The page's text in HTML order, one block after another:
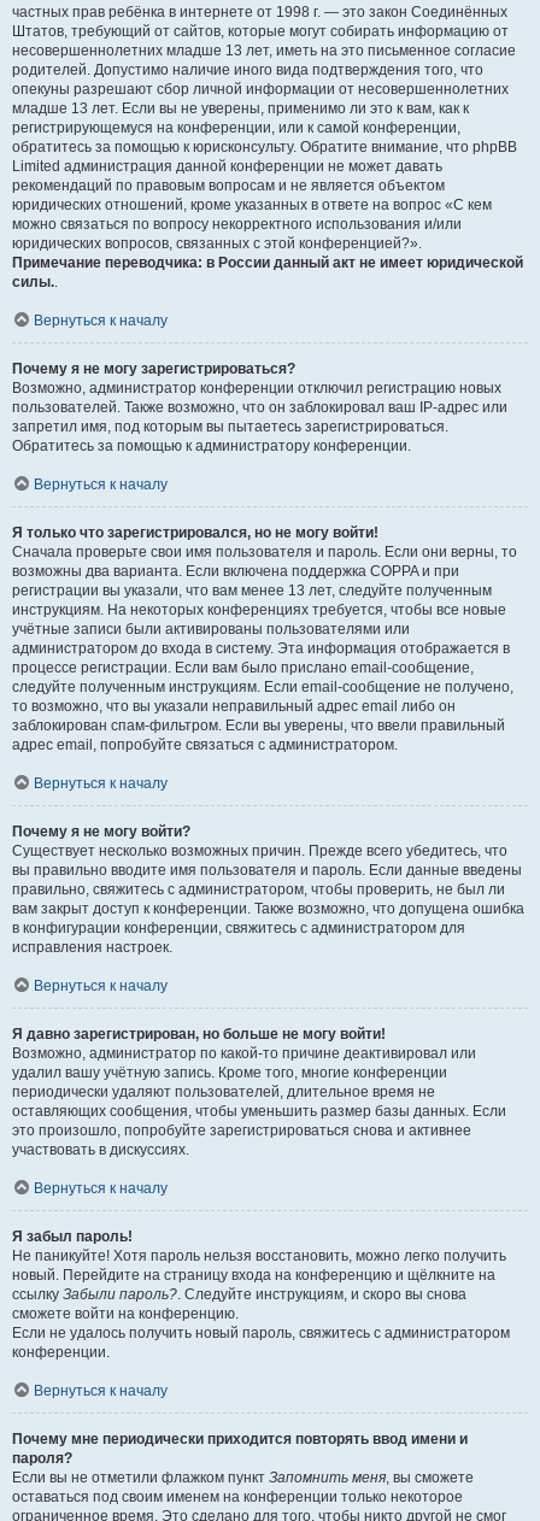
частных прав ребёнка в интернете от 1998 г. — это закон Соединённых
Штатов, требующий от сайтов, которые могут собирать информацию от
несовершеннолетних младше 13 лет, иметь на это письменное согласие
родителей. Допустимо наличие иного вида подтверждения того, что
опекуны разрешают сбор личной информации от несовершеннолетних
младше 13 лет. Если вы не уверены, применимо ли это к вам, как к
регистрирующемуся на конференции, или к самой конференции,
обратитесь за помощью к юрисконсульту. Обратите внимание, что phpBB
Limited администрация данной конференции не может давать
рекомендаций по правовым вопросам и не является объектом
юридических отношений, кроме указанных в ответе на вопрос «С кем
можно связаться по вопросу некорректного использования и/или
юридических вопросов, связанных с этой конференцией?».
Примечание переводчика: в России данный акт не имеет юридической
силы..
Вернуться к началу
Почему я не могу зарегистрироваться?
Возможно, администратор конференции отключил регистрацию новых
пользователей. Также возможно, что он заблокировал ваш IP-адрес или
запретил имя, под которым вы пытаетесь зарегистрироваться.
Обратитесь за помощью к администратору конференции.
Вернуться к началу
Я только что зарегистрировался, но не могу войти!
Сначала проверьте свои имя пользователя и пароль. Если они верны, то
возможны два варианта. Если включена поддержка COPPA и при
регистрации вы указали, что вам менее 13 лет, следуйте полученным
инструкциям. На некоторых конференциях требуется, чтобы все новые
учётные записи были активированы пользователями или
администратором до входа в систему. Эта информация отображается в
процессе регистрации. Если вам было прислано email-сообщение,
следуйте полученным инструкциям. Если email-сообщение не получено,
то возможно, что вы указали неправильный адрес email либо он
заблокирован спам-фильтром. Если вы уверены, что ввели правильный
адрес email, попробуйте связаться с администратором.
Вернуться к началу
Почему я не могу войти?
Существует несколько возможных причин. Прежде всего убедитесь, что
вы правильно вводите имя пользователя и пароль. Если данные введены
правильно, свяжитесь с администратором, чтобы проверить, не был ли
вам закрыт доступ к конференции. Также возможно, что допущена ошибка
в конфигурации конференции, свяжитесь с администратором для
исправления настроек.
Вернуться к началу
Я давно зарегистрирован, но больше не могу войти!
Возможно, администратор по какой-то причине деактивировал или
удалил вашу учётную запись. Кроме того, многие конференции
периодически удаляют пользователей, длительное время не
оставляющих сообщения, чтобы уменьшить размер базы данных. Если
это произошло, попробуйте зарегистрироваться снова и активнее
участвовать в дискуссиях.
Вернуться к началу
Я забыл пароль!
Не паникуйте! Хотя пароль нельзя восстановить, можно легко получить
новый. Перейдите на страницу входа на конференцию и щёлкните на
ссылку Забыли пароль?. Следуйте инструкциям, и скоро вы снова
сможете войти на конференцию.
Если не удалось получить новый пароль, свяжитесь с администратором
конференции.
Вернуться к началу
Почему мне периодически приходится повторять ввод имени и
пароля?
Если вы не отметили флажком пункт Запомнить меня, вы сможете
оставаться под своим именем на конференции только некоторое
ограниченное время. Это сделано для того, чтобы никто другой не смог